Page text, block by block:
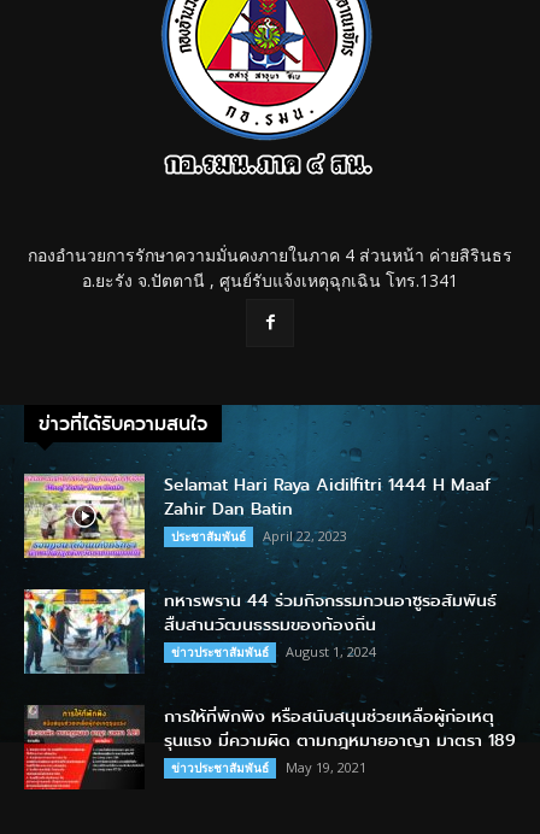
กองอำนวยการรักษาความมั่นคงภายในภาค 4 ส่วนหน้า ค่ายสิรินธร
อ.ยะรัง จ.ปัตตานี , ศูนย์รับแจ้งเหตุฉุกเฉิน โทร.1341
ข่าวที่ได้รับความสนใจ
Selamat Hari Raya Aidilfitri 1444 H Maaf
Zahir Dan Batin
ประชาสัมพันธ์ April 22, 2023
ทหารพราน 44 ร่วมกิจกรรมกวนอาซูรอสัมพันธ์
สืบสานวัฒนธรรมของท้องถิ่น
ข่าวประชาสัมพันธ์ August 1, 2024
การให้ที่พักพิง หรือสนับสนุนช่วยเหลือผู้ก่อเหตุ
รุนแรง มีความผิด ตามกฎหมายอาญา มาตรา 189
ข่าวประชาสัมพันธ์ May 19, 2021